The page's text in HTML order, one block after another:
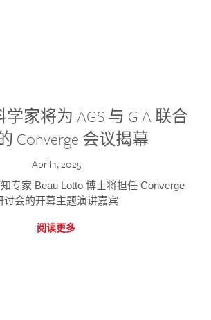
家将为 AGS 与 GIA 联合
Converge 会议揭幕
April 1, 2025
专家 Beau Lotto 博士将担任 Converge
讨会的开幕主题演讲嘉宾
阅读更多